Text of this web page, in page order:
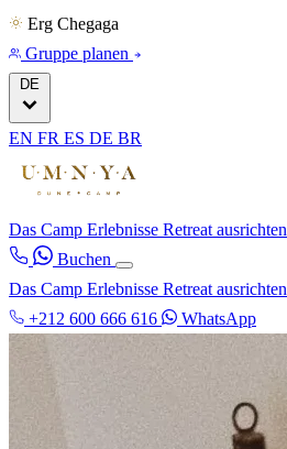
Erg Chegaga
Gruppe planen
DE
EN FR ES DE BR
Das Camp Erlebnisse Retreat ausrichten
Buchen
Das Camp Erlebnisse Retreat ausrichten
+212 600 666 616
WhatsApp